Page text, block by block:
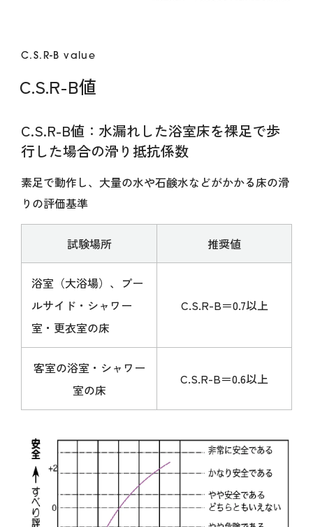
C.S.R-B value
C.S.R-B値
C.S.R-B値：水漏れした浴室床を裸足で歩
行した場合の滑り抵抗係数
素足で動作し、大量の水や石鹸水などがかかる床の滑
りの評価基準
試験場所 推奨値
浴室（大浴場）、プー
ルサイド・シャワー
室・更衣室の床
C.S.R-B＝0.7以上
客室の浴室・シャワー
室の床
C.S.R-B＝0.6以上